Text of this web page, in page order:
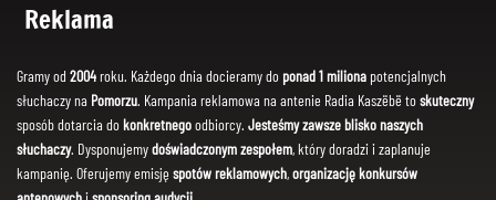
Reklama
Gramy od 2004roku. Każdego dnia docieramy do ponad 1 miliona potencjalnych
słuchaczy na Pomorzu. Kampania reklamowa na antenie Radia Kaszëbë toskuteczny
sposób dotarcia dokonkretnegoodbiorcy. Jesteśmy zawsze blisko naszych
słuchaczy. Dysponujemydoświadczonym zespołem, który doradzi i zaplanuje
kampanię. Oferujemy emisję spotów reklamowych,organizację konkursów